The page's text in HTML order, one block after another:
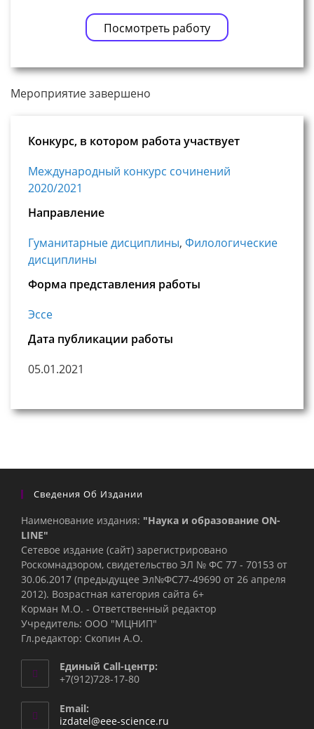
Посмотреть работу
Мероприятие завершено
Конкурс, в котором работа участвует
Международный конкурс сочинений
2020/2021
Направление
Гуманитарные дисциплины, Филологические
дисциплины
Форма представления работы
Эссе
Дата публикации работы
05.01.2021
Сведения Об Издании
Наименование издания: "Наука и образование ON-
LINE"
Сетевое издание (сайт) зарегистрировано
Роскомнадзором, свидетельство ЭЛ № ФС 77 - 70153 от
30.06.2017 (предыдущее Эл№ФC77-49690 от 26 апреля
2012). Возрастная категория сайта 6+
Корман М.О. - Ответственный редактор
Учредитель: ООО "МЦНИП"
Гл.редактор: Скопин А.О.
Единый Call-центр:
+7(912)728-17-80
Email:
izdatel@eee-science.ru